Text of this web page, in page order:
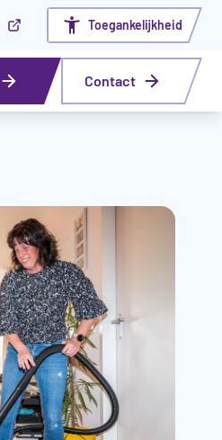
Toegankelijkheid
Contact